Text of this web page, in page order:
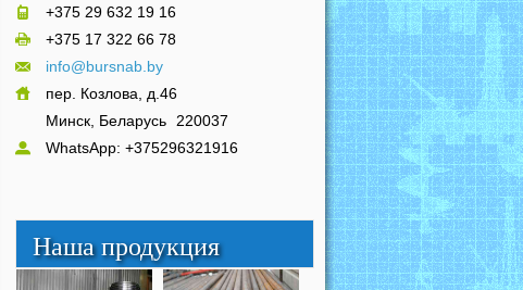
+375 29 632 19 16
+375 17 322 66 78
info@bursnab.by
пер. Козлова, д.46
Минск, Беларусь 220037
WhatsApp: +375296321916
Наша продукция